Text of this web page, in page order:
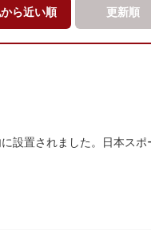
ら近い順 更新順
設置されました。日本ス